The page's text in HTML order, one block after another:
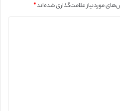
موردنیاز علامت‌گذاری شده‌اند*